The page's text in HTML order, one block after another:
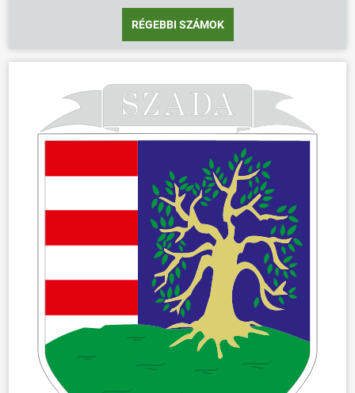
ÖNKORMÁNYZAT
ÜGYINTÉZÉS
KÖZÖSSÉG
HÍREK
VÁLASZTÁSOK
RÉGEBBI SZÁMOK